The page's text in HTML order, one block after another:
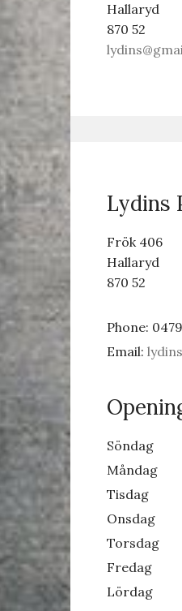
Hallaryd
870 52
Lydins
Frök 406
Hallaryd
870 52
Phone:
Email:
Söndag
Måndag
Tisdag
Onsdag
Torsdag
Fredag
Lördag